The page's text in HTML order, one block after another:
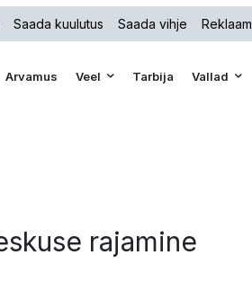
Saada kuulutus Saada vihje Reklaam
Arvamus Veel Tarbija Vallad
rajamine